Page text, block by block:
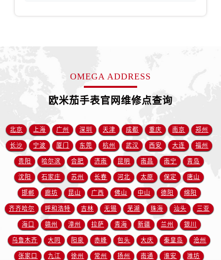
天津市和平区赤峰道136号天津国际金融中心26层2603室售后服务中心（需提前预约）
安徽省淮南市田家庵区国庆中路售后服务中心（需提前预约）
安徽省黄山市屯溪区黄山西路售后服务中心（需提前预约）
安徽省六安市金安区解放中路售后服务中心（需提前预约）
安徽省马鞍山市雨山区湖南西路售后服务中心（需提前预约）
安徽省宿州市埇桥区人民中路售后服务中心（需提前预约）
安徽省铜陵市铜官区石城大道售后服务中心（需提前预约）
安徽省芜湖市镜湖区中山路步行街售后服务中心（需提前预约）
安徽省宣城市宣州区叠嶂西路售后服务中心（需提前预约）
福建省龙岩市新罗区九一南路售后服务中心（需提前预约）
福建省南平市建阳区人民西路售后服务中心（需提前预约）
OMEGA ADDRESS
欧米茄手表官网维修点查询
北京 上海 广州 深圳 天津 成都 重庆 南京 郑州
长沙 宁波 厦门 东莞 杭州 武汉 西安 大连 福州
贵阳 哈尔滨 合肥 济南 昆明 南昌 南宁 青岛
沈阳 石家庄 苏州 长春 河北 太原 保定 唐山
邯郸 廊坊 昆山 广西 佛山 中山 德阳 绵阳
齐齐哈尔 呼和浩特 吉林 无锡 芜湖 珠海 汕头 三亚
海口 赣州 漳州 拉萨 青海 新疆 兰州 银川
乌鲁木齐 大同 阳泉 赤峰 包头 大庆 秦皇岛 沧州
张家口 九江 徐州 常州 扬州 南通 淮安 潍坊